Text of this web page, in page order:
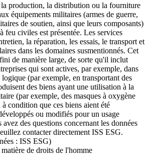
production, la distribution ou la fourniture
équipements militaires (armes de guerre,
de soutien, ainsi que leurs composants)
feu civiles est présentée. Les services
la réparation, les essais, le transport et
dans les domaines susmentionnés. Cet
de manière large, de sorte qu'il inclut
qui sont actives, par exemple, dans
(par exemple, en transportant des
des biens ayant une utilisation à la
(par exemple, des masques à oxygène
condition que ces biens aient été
ou modifiés pour un usage
des questions concernant les données
contacter directement ISS ESG.
: ISS ESG)
de droits de l'homme